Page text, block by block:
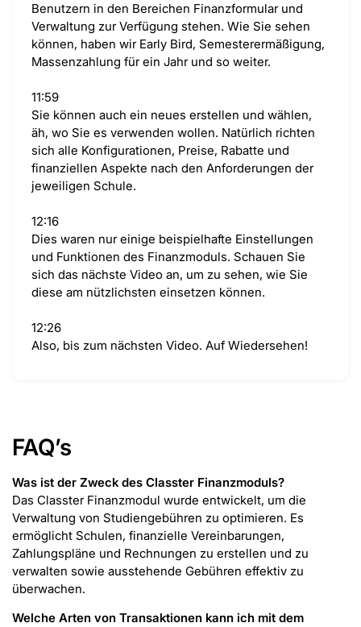
Benutzern in den Bereichen Finanzformular und
Verwaltung zur Verfügung stehen. Wie Sie sehen
können, haben wir Early Bird, Semesterermäßigung,
Massenzahlung für ein Jahr und so weiter.
11:59
Sie können auch ein neues erstellen und wählen,
äh, wo Sie es verwenden wollen. Natürlich richten
sich alle Konfigurationen, Preise, Rabatte und
finanziellen Aspekte nach den Anforderungen der
jeweiligen Schule.
12:16
Dies waren nur einige beispielhafte Einstellungen
und Funktionen des Finanzmoduls. Schauen Sie
sich das nächste Video an, um zu sehen, wie Sie
diese am nützlichsten einsetzen können.
12:26
Also, bis zum nächsten Video. Auf Wiedersehen!
FAQ’s
Was ist der Zweck des Classter Finanzmoduls?
Das Classter Finanzmodul wurde entwickelt, um die
Verwaltung von Studiengebühren zu optimieren. Es
ermöglicht Schulen, finanzielle Vereinbarungen,
Zahlungspläne und Rechnungen zu erstellen und zu
verwalten sowie ausstehende Gebühren effektiv zu
überwachen.
Welche Arten von Transaktionen kann ich mit dem